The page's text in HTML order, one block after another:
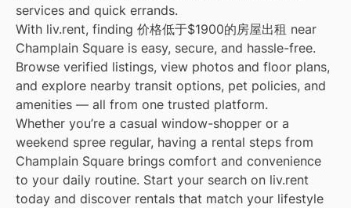
services and quick errands.
With liv.rent, finding 价格低于$1900的房屋出租 near
Champlain Square is easy, secure, and hassle-free.
Browse verified listings, view photos and floor plans,
and explore nearby transit options, pet policies, and
amenities — all from one trusted platform.
Whether you’re a casual window-shopper or a
weekend spree regular, having a rental steps from
Champlain Square brings comfort and convenience
to your daily routine. Start your search on liv.rent
today and discover rentals that match your lifestyle